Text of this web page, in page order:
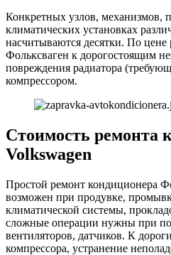
Конкретных узлов, механизмов,
климатических установках
насчитываются десятки. По
Фольксваген к дорогостоящим
повреждения радиатора
компрессором.
Стоимость ремонта
Volkswagen
Простой ремонт кондиционера
возможен при продувке,
климатической системы,
сложные операции нужны при
вентиляторов, датчиков. К
компрессора, устранение